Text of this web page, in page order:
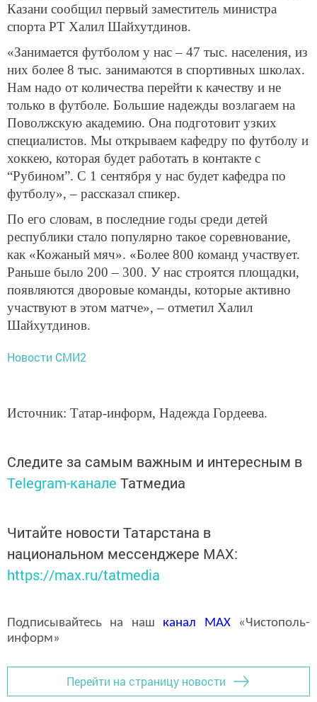
Казани сообщил первый заместитель министра
спорта РТ Халил Шайхутдинов.
«Занимается футболом у нас – 47 тыс. населения, из
них более 8 тыс. занимаются в спортивных школах.
Нам надо от количества перейти к качеству и не
только в футболе. Большие надежды возлагаем на
Поволжскую академию. Она подготовит узких
специалистов. Мы открываем кафедру по футболу и
хоккею, которая будет работать в контакте с
“Рубином”. С 1 сентября у нас будет кафедра по
футболу», – рассказал спикер.
По его словам, в последние годы среди детей
республики стало популярно такое соревнование,
как «Кожаный мяч». «Более 800 команд участвует.
Раньше было 200 – 300. У нас строятся площадки,
появляются дворовые команды, которые активно
участвуют в этом матче», – отметил Халил
Шайхутдинов.
Новости СМИ2
Источник: Татар-информ, Надежда Гордеева.
Следите за самым важным и интересным в
Telegram-канале Татмедиа
Читайте новости Татарстана в
национальном мессенджере MАХ:
https://max.ru/tatmedia
Подписывайтесь на наш канал MAX«Чистополь-
информ»
Перейти на страницу новости